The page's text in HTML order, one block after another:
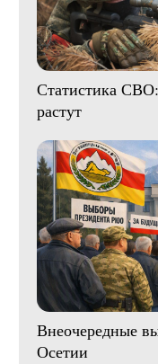
Статистика
растут
Внеочередные
Осетии